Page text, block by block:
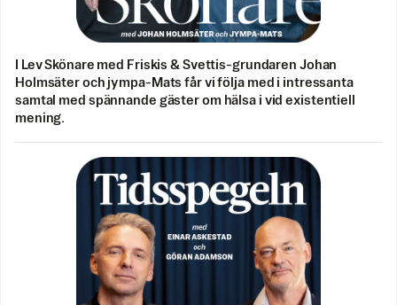
I Lev Skönare med Friskis & Svettis-grundaren Johan
Holmsäter och jympa-Mats får vi följa med i intressanta
samtal med spännande gäster om hälsa i vid existentiell
mening.